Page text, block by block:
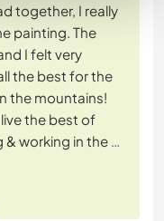
together, I really
painting. The
I felt very
the best for the
the mountains!
the best of
& working in the